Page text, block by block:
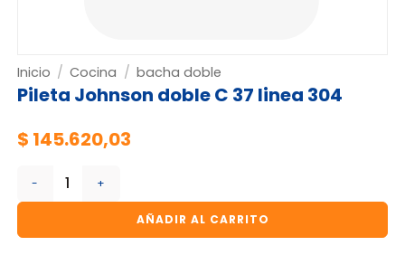
Inicio / Cocina / bacha doble
Pileta Johnson doble C 37 linea 304
$ 145.620,03
Pileta Johnson doble C 37 linea 304 cantidad
AÑADIR AL CARRITO